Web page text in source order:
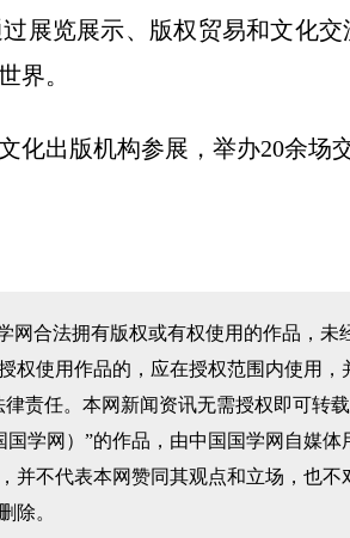
展览展示、版权贸易和文化交
界。
化出版机构参展，举办20余场
网合法拥有版权或有权使用的作品，未
权使用作品的，应在授权范围内使用，
责任。本网新闻资讯无需授权即可转
学网）”的作品，由中国国学网自媒体
并不代表本网赞同其观点和立场，也不
除。